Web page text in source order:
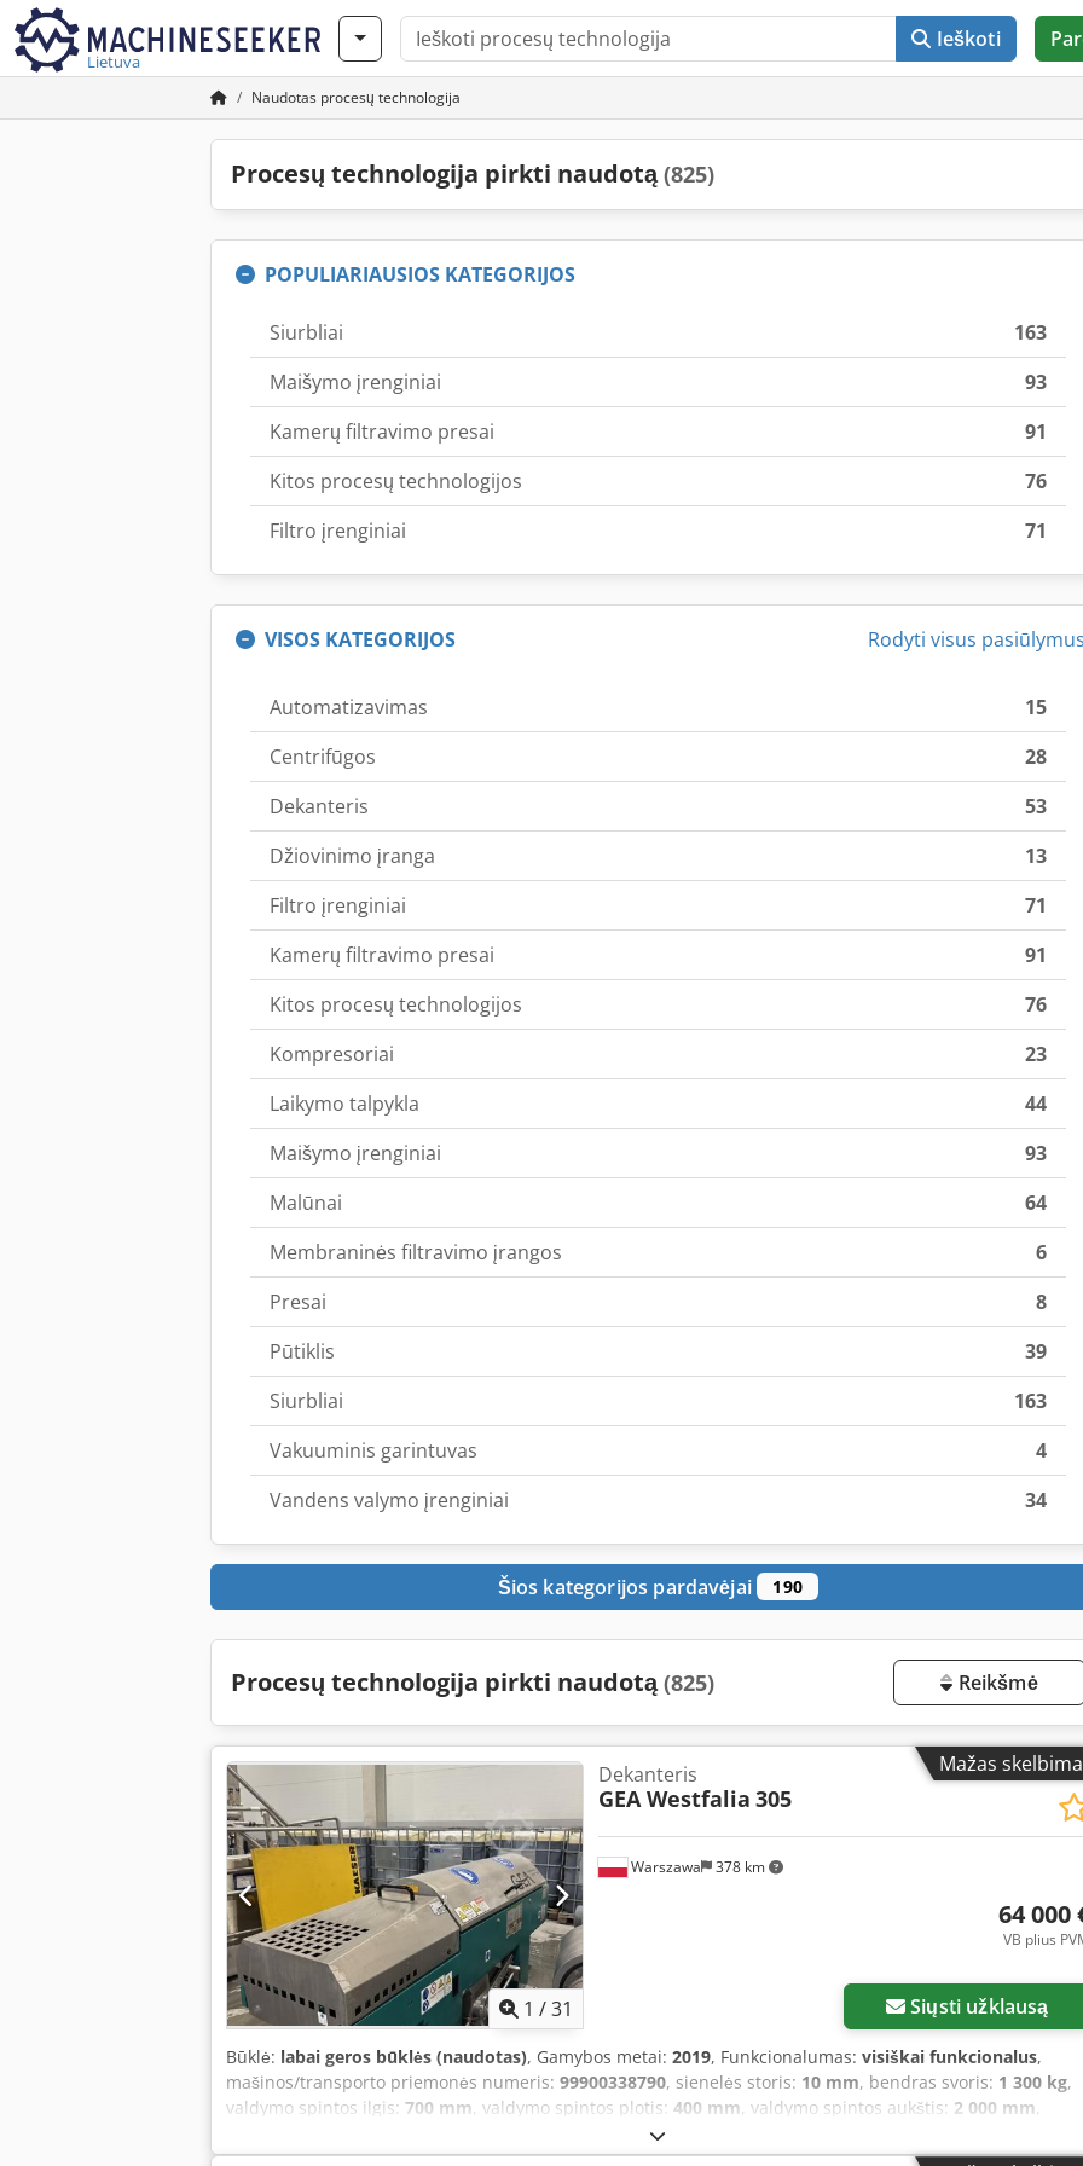
Lietuva
Ieškoti
Naudotas procesų technologija
Procesų technologija pirkti naudotą(825)
POPULIARIAUSIOS KATEGORIJOS
Siurbliai
163
Maišymo įrenginiai
93
Kamerų filtravimo presai
91
Kitos procesų technologijos
76
Filtro įrenginiai
71
VISOS KATEGORIJOS Rodyti visus
Automatizavimas
15
Centrifūgos
28
Dekanteris
53
Džiovinimo įranga
13
Filtro įrenginiai
71
Kamerų filtravimo presai
91
Kitos procesų technologijos
76
Kompresoriai
23
Laikymo talpykla
44
Maišymo įrenginiai
93
Malūnai
64
Membraninės filtravimo įrangos
6
Presai
8
Pūtiklis
39
Siurbliai
163
Vakuuminis garintuvas
4
Vandens valymo įrenginiai
34
Šios kategorijos pardavėjai 190
Procesų technologija pirkti naudotą(825) Reikšmė
Mažas
1 /31
Warszawa 378 km
Dekanteris
GEA Westfalia 305
64 000
VB plius
Siųsti užklausą
Būklė: labai geros būklės (naudotas), Gamybos metai: 2019, Funkcionalumas: visiškai funkcionalus,
mašinos/transporto priemonės numeris: 99900338790, sienelės storis: 10 mm, bendras svoris: 1 300 kg,
valdymo spintos ilgis: 700 mm, valdymo spintos plotis: 400 mm, valdymo spintos aukštis: 2 000 mm,
2 300 mm, bendras plotis:
tuščias svoris:1 300 kg, Įranga:dokumentacija / vadovas, GEA Westfalia Separator UCD 305-00-00 – tai